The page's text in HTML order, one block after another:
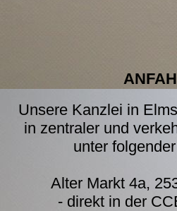
Unsere Kanzlei in
in zentraler und
unter
Alter Markt 4a,
- direkt in der